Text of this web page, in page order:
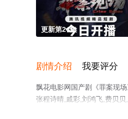
更新第24集
剧情介绍 我要评分
飘花电影网国产剧《罪案现
张程诗晴,戚彩,刘鸿飞,费贝
全集就上飘花影院，更多相